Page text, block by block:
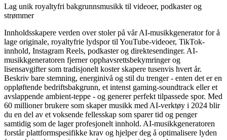
Lag unik royaltyfri bakgrunnsmusikk til videoer, podkaster og
strømmer
Innholdsskapere verden over stoler på vår AI-musikkgenerator for å
lage originale, royaltyfrie lydspor til YouTube-videoer, TikTok-
innhold, Instagram Reels, podkaster og direktesendinger. AI-
musikkgeneratoren fjerner opphavsrettsbekymringer og
lisensavgifter som tradisjonelt koster skapere tusenvis hvert år.
Beskriv bare stemning, energinivå og stil du trenger - enten det er en
oppløftende bedriftsbakgrunn, et intenst gaming-soundtrack eller et
avslappende ambient-teppe - og generer perfekt tilpassede spor. Med
60 millioner brukere som skaper musikk med AI-verktøy i 2024 blir
du en del av et voksende fellesskap som sparer tid og penger
samtidig som de lager profesjonelt innhold. AI-musikkgeneratoren
forstår plattformspesifikke krav og hjelper deg å optimalisere lyden